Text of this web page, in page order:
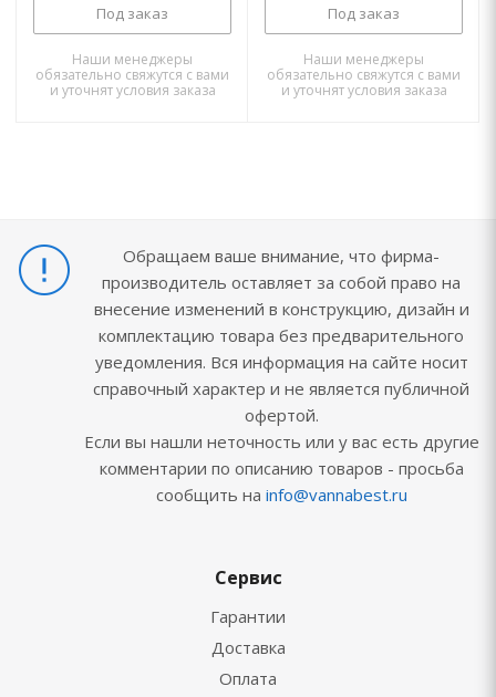
Под заказ
Наши менеджеры
обязательно свяжутся с вами
и уточнят условия заказа
Под заказ
Наши менеджеры
обязательно свяжутся с вами
и уточнят условия заказа
Обращаем ваше внимание, что фирма-
производитель оставляет за собой право на
внесение изменений в конструкцию, дизайн и
комплектацию товара без предварительного
уведомления. Вся информация на сайте носит
справочный характер и не является публичной
офертой.
Если вы нашли неточность или у вас есть другие
комментарии по описанию товаров - просьба
сообщить на info@vannabest.ru
Сервис
Гарантии
Доставка
Оплата